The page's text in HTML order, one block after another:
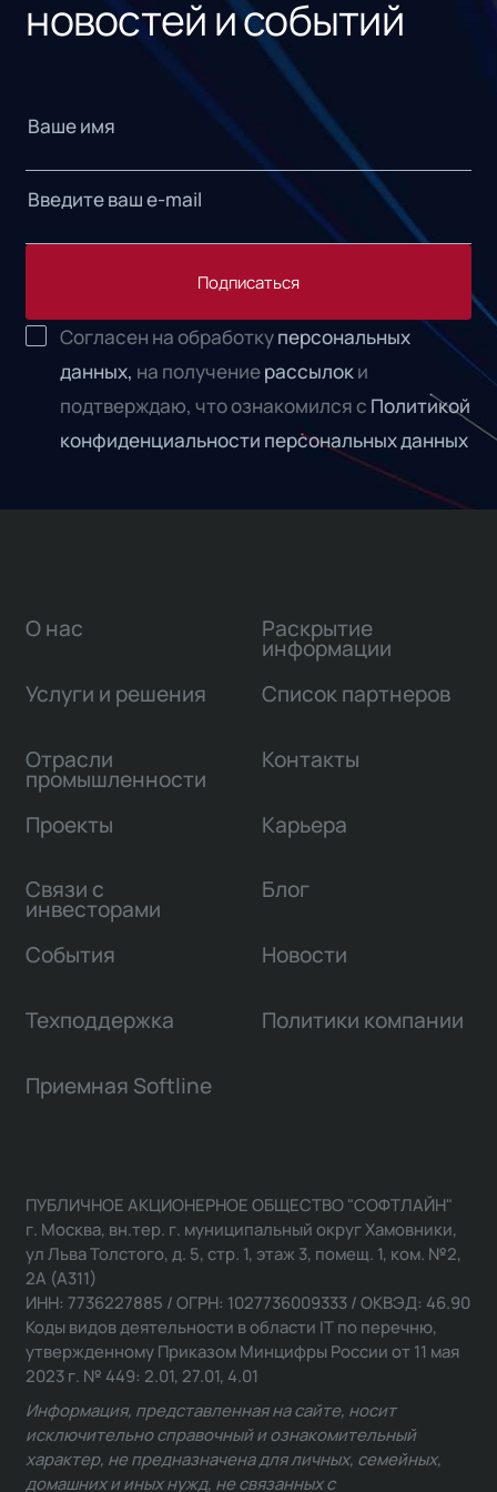
новостей и событий
Подписаться
Согласен на обработкуперсональных
данных, на получениерассылоки
подтверждаю, что ознакомился с Политикой
конфиденциальности персональных данных
О нас
Услуги и решения
Отрасли
промышленности
Проекты
Связи с
инвесторами
Раскрытие
информации
Список партнеров
Контакты
Карьера
Блог
События Новости
Техподдержка Политики компании
Приемная Softline
ПУБЛИЧНОЕ АКЦИОНЕРНОЕ ОБЩЕСТВО "СОФТЛАЙН"
г. Москва, вн.тер. г. муниципальный округ Хамовники,
ул Льва Толстого, д. 5, стр. 1, этаж 3, помещ. 1, ком. №2,
2А (А311)
ИНН: 7736227885 / ОГРН: 1027736009333 / ОКВЭД: 46.90
Коды видов деятельности в области IT по перечню,
утвержденному Приказом Минцифры России от 11 мая
2023 г. № 449: 2.01, 27.01, 4.01
Информация, представленная на сайте, носит
исключительно справочный и ознакомительный
характер, не предназначена для личных, семейных,
домашних и иных нужд, не связанных с